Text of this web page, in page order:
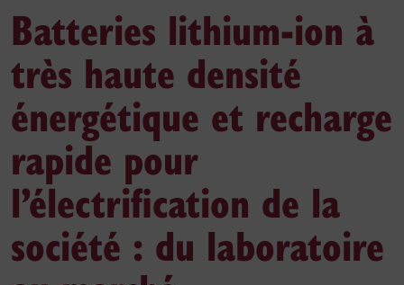
Batteries lithium-ion à
très haute densité
énergétique et recharge
rapide pour
l’électrification de la
société : du laboratoire